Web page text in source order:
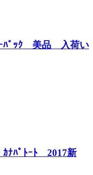
ﾊﾞｯｸ 美品 入荷い
ｶﾅﾊﾟﾄｰﾄ 2017新